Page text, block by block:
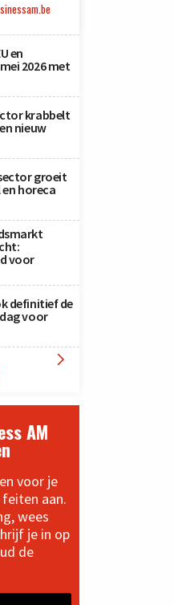
en
2026 met
krabbelt
nieuw
groeit
horeca
voor
definitief de
voor

AM
voor je
aan.
wees
je in op
de